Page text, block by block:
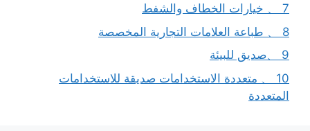
7 、 خيارات الخطاف والشفط
8 、 طباعة العلامات التجارية المخصصة
9 、صديق للبيئة
10 、 متعددة الاستخدامات صديقة للاستخدامات
المتعددة